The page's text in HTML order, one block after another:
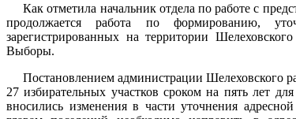
Как отметила начальник отдела по работе с
продолжается работа по формированию,
зарегистрированных на территории
Выборы.
Постановлением администрации Шелеховского
27 избирательных участков сроком на пять лет
вносились изменения в части уточнения